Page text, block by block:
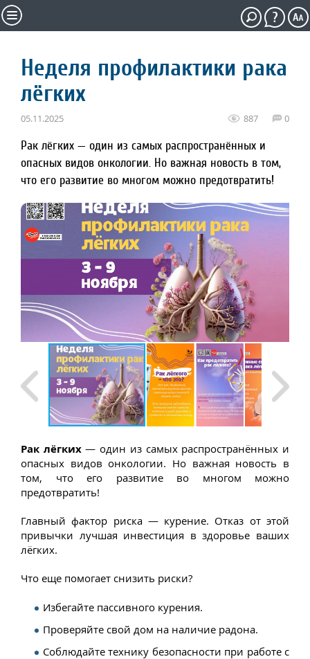
Неделя профилактики рака
лёгких
05.11.2025 887 0
Рак лёгких — один из самых распространённых и
опасных видов онкологии. Но важная новость в том,
что его развитие во многом можно предотвратить!
Рак лёгких— один из самых распространённых и
опасных видов онкологии. Но важная новость в
том, что его развитие во многом можно
предотвратить!
Главный фактор риска — курение. Отказ от этой
привычки лучшая инвестиция в здоровье ваших
лёгких.
Что еще помогает снизить риски?
Избегайте пассивного курения.
Проверяйте свой дом на наличие радона.
Соблюдайте технику безопасности при работе с